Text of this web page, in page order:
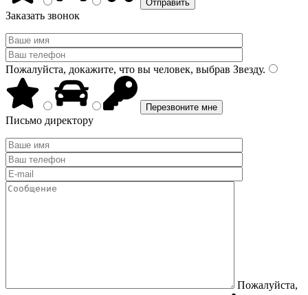
Заказать звонок
Пожалуйста, докажите, что вы человек, выбрав Звезду.
Письмо директору
Пожалуйста,